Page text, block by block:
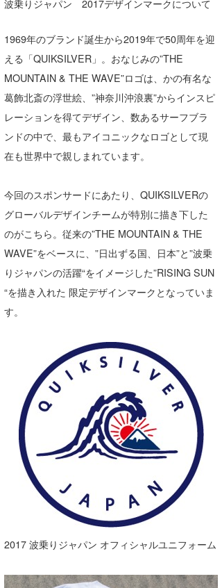
波乗りジャパン 2017デザインマークについて
1969年のブランド誕生から2019年で50周年を迎
える「QUIKSILVER」。おなじみの”THE
MOUNTAIN & THE WAVE”ロゴは、かの有名な
葛飾北斎の浮世絵、”神奈川沖浪裏”からインスピ
レーションを得てデザイン、数あるサーフブラ
ンドの中で、最もアイコニックなロゴとして現
在も世界中で親しまれています。
今回のスポンサードにあたり、QUIKSILVERの
グローバルデザインチームが特別に描き下した
のがこちら。従来の”THE MOUNTAIN & THE
WAVE”をベースに、”日出ずる国、日本”と”波乗
りジャパンの活躍“をイメージした”RISING SUN
“を描き入れた 限定デザインマークとなっていま
す。
2017 波乗りジャパン オフィシャルユニフォーム